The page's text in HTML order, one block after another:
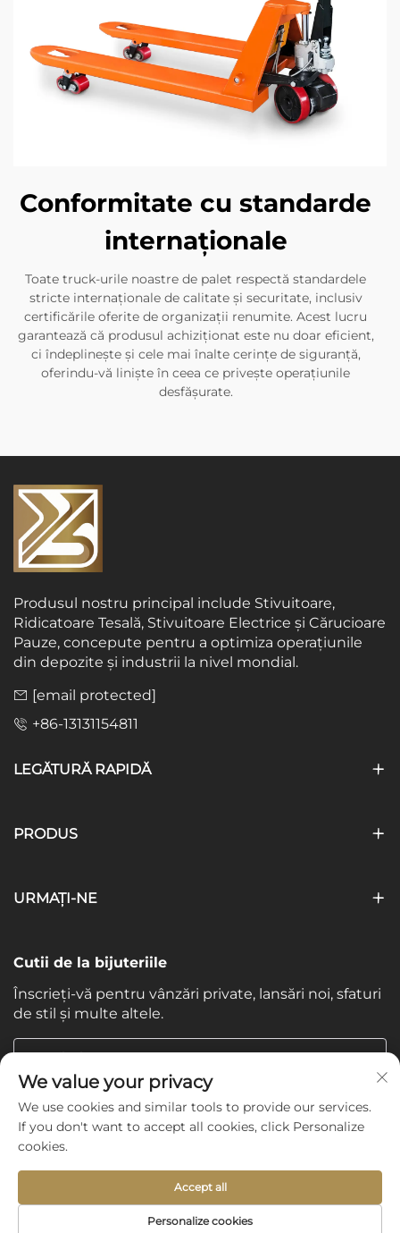
Conformitate cu standarde
internaționale
Toate truck-urile noastre de palet respectă standardele
stricte internaționale de calitate și securitate, inclusiv
certificările oferite de organizații renumite. Acest lucru
garantează că produsul achiziționat este nu doar eficient,
ci îndeplinește și cele mai înalte cerințe de siguranță,
oferindu-vă liniște în ceea ce privește operațiunile
desfășurate.
Produsul nostru principal include Stivuitoare,
Ridicatoare Tesală, Stivuitoare Electrice și Cărucioare
Pauze, concepute pentru a optimiza operațiunile
din depozite și industrii la nivel mondial.
[email protected]
+86-13131154811
LEGĂTURĂ RAPIDĂ
PRODUS
URMAȚI-NE
Cutii de la bijuteriile
Înscrieți-vă pentru vânzări private, lansări noi, sfaturi
de stil și multe altele.
Email-ul tau
Subscribe
Copyright © 2025 by Shijiazhuang Yishu International Trade
We value your privacy
We use cookies and similar tools to provide our services.
If you don't want to accept all cookies, click Personalize
cookies.
Personalize cookies
Accept all